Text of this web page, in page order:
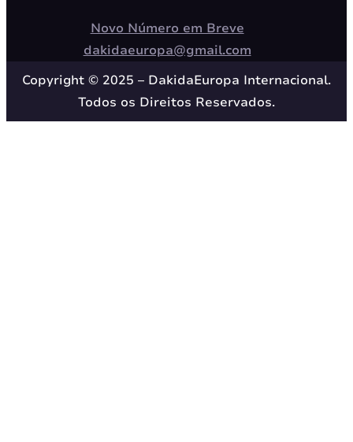
Novo Número em Breve
dakidaeuropa@gmail.com
Copyright © 2025 – DakidaEuropa Internacional.
Todos os Direitos Reservados.